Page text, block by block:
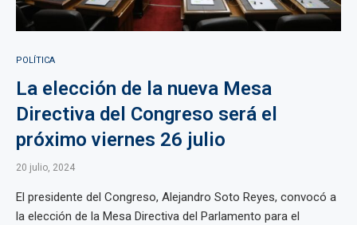
POLÍTICA
La elección de la nueva Mesa
Directiva del Congreso será el
próximo viernes 26 julio
20 julio, 2024
El presidente del Congreso, Alejandro Soto Reyes, convocó a
la elección de la Mesa Directiva del Parlamento para el